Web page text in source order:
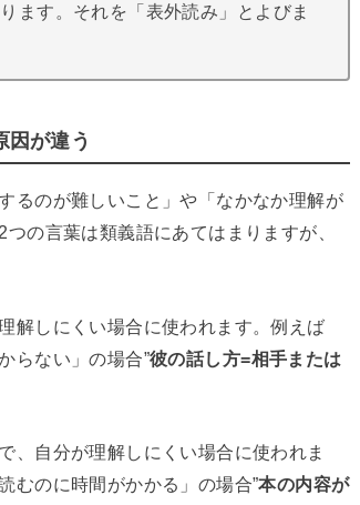
ます。それを「表外読み」とよびま
因が違う
るのが難しいこと」や「なかなか理解が
の言葉は類義語にあてはまりますが、
解しにくい場合に使われます。例えば
らない」の場合”彼の話し方=相手または
、自分が理解しにくい場合に使われま
むのに時間がかかる」の場合”本の内容が